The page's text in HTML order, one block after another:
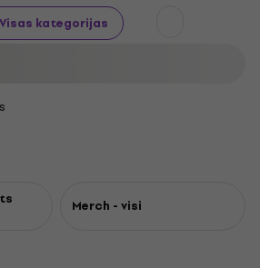
Visas kategorijas
Merch - visi